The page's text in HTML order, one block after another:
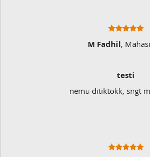
, Mahasiswa
nemu ditiktokk, sngt membantu